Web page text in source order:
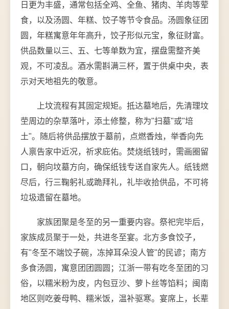
日更为丰盛，通常包括全鸡、全鱼、猪肉、羊肉等荤
食，以及汤圆、年糕、饺子等节令食品。汤圆象征团
圆，年糕寓意年年高升，饺子形似元宝，象征财富。
供品数量以三、五、七等单数为宜，摆盘需整齐美
观，不可凌乱。酒水需斟满三杯，置于供桌中央，表
示对天地祖先的敬意。
上坟流程有其固定规矩。抵达墓地后，先清理坟
茔周边的杂草落叶，添土修整，称为"扫墓"或"培
土"。随后将供品摆放于墓前，点燃香烛，举香向先
人禀告家中近况，祈求庇佑。焚烧纸钱时，需画圈留
口，朝向坟墓方向，确保纸钱专送自家先人。纸钱燃
尽后，行三鞠躬礼或跪拜礼，礼毕收拾供品，不可将
垃圾遗留在墓地。
家族团聚是冬至的另一重要内容。祭祀完毕后，
家族成员聚于一处，共进冬至宴。北方多食饺子，
有"冬至不端饺子碗，冻掉耳朵没人管"的民谚；南方
多食汤圆，寓意团团圆圆；江浙一带有吃冬至团的习
俗，以糯米粉为皮，内包豆沙、萝卜丝等馅料；闽南
地区则吃姜母鸭、糯米饭，温补驱寒。宴席上，长辈